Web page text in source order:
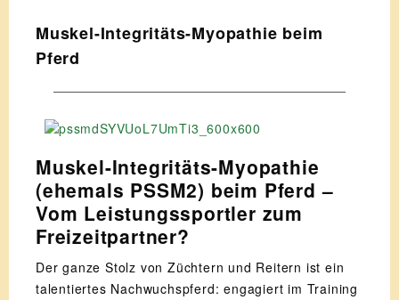
Muskel-Integritäts-Myopathie beim
Pferd
Muskel-Integritäts-Myopathie
(ehemals PSSM2) beim Pferd –
Vom Leistungssportler zum
Freizeitpartner?
Der ganze Stolz von Züchtern und Reitern ist ein
talentiertes Nachwuchspferd: engagiert im Training